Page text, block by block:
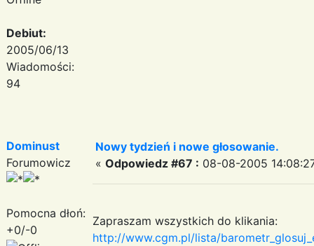
Debiut:
2005/06/13
Wiadomości:
94
Dominust
Forumowicz
Pomocna dłoń:
+0/-0
Nowy tydzień i nowe głosowanie.
« Odpowiedz #67 : 08-08-2005
Zapraszam wszystkich do klikania:
http://www.cgm.pl/lista/